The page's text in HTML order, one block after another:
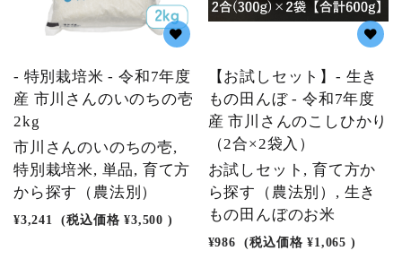
- 特別栽培米 - 令和7年度
産 市川さんのいのちの壱
2kg
市川さんのいのちの壱,
特別栽培米, 単品, 育て方
から探す（農法別）
¥3,241 (税込価格 ¥3,500 )
【お試しセット】- 生き
もの田んぼ - 令和7年度
産 市川さんのこしひかり
（2合×2袋入）
お試しセット, 育て方か
ら探す（農法別）, 生き
もの田んぼのお米
¥986 (税込価格 ¥1,065 )